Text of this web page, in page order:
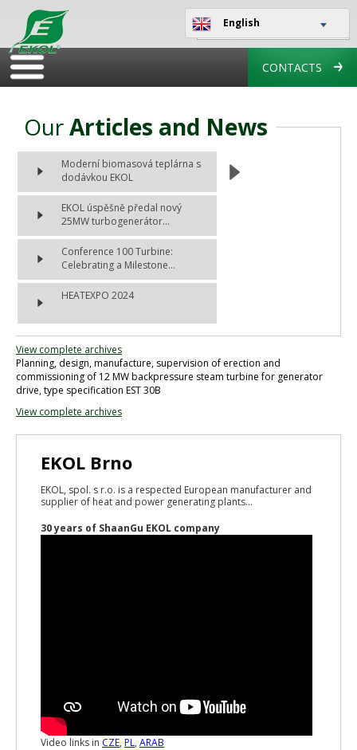
English
CONTACTS
OurArticles and News
Moderní biomasová teplárna s
dodávkou EKOL
EKOL úspěšně předal nový
25MW turbogenerátor...
Conference 100 Turbine:
Celebrating a Milestone...
HEATEXPO 2024
View complete archives
Planning, design, manufacture, supervision of erection and
commissioning of 12 MW backpressure steam turbine for generator
drive, type specification EST 30B
View complete archives
EKOL Brno
EKOL, spol. s r.o. is a respected European manufacturer and
supplier of heat and power generating plants...
30 years of ShaanGu EKOL company
Video links in CZE, PL, ARAB